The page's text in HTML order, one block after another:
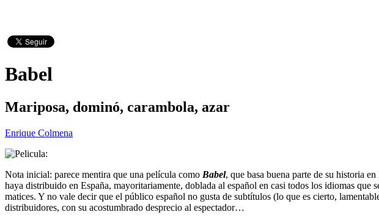
Babel
Mariposa, dominó, carambola, azar
Enrique Colmena
Nota inicial: parece mentira que una película como Babel, que basa buena parte de su historia
haya distribuido en España, mayoritariamente, doblada al español en casi todos los idiomas
matices. Y no vale decir que el público español no gusta de subtítulos (lo que es cierto,
distribuidores, con su acostumbrado desprecio al espectador…